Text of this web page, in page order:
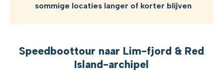
sommige locaties langer of korter blijven
Speedboottour naar Lim-fjord & Red
Island-archipel